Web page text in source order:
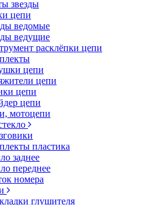
звезды
цепи
ведомые
ведущие
расклёпки цепи
цепи
цепи
цепи
цепи
мотоцепи
пластика
заднее
переднее
номера
глушителя